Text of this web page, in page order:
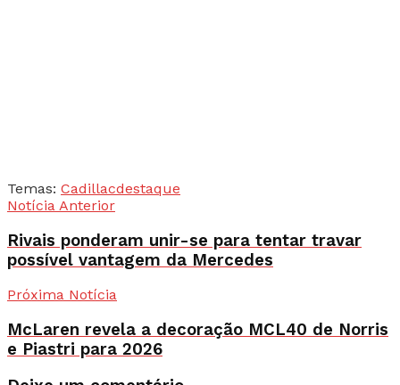
Temas: Cadillacdestaque
Notícia Anterior
Rivais ponderam unir-se para tentar travar
possível vantagem da Mercedes
Próxima Notícia
McLaren revela a decoração MCL40 de Norris
e Piastri para 2026